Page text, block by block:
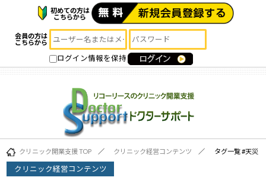
初めての方は
こちらから
会員の方は
こちらから
ログイン情報を保持
クリニック開業支援 TOP クリニック経営コンテンツ タグ一覧 #天災
クリニック経営コンテンツ